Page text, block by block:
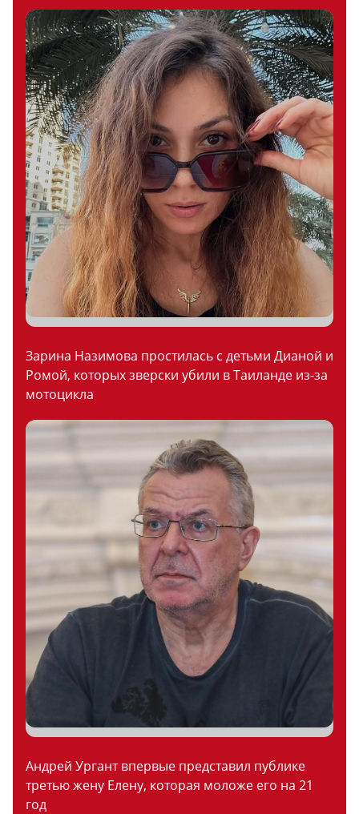
Зарина Назимова простилась с детьми Дианой и
Ромой, которых зверски убили в Таиланде из-за
мотоцикла
Андрей Ургант впервые представил публике
третью жену Елену, которая моложе его на 21
год